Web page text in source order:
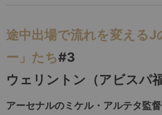
途中出場で流れを変えるJ
ー」たち#3
ウェリントン（アビスパ福
アーセナルのミケル・アルテタ監